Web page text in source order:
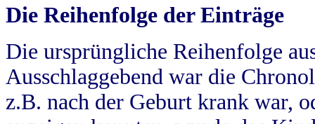
Die Reihenfolge der Einträge
Die ursprüngliche Reihenfolge
Ausschlaggebend war die
z.B. nach der Geburt krank war,